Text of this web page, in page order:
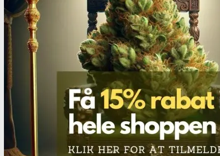
GHB/Hætter
GHB/Hætter renhedstest
Ketamin
Ketamin renhedstest
MCPP test
Opiater